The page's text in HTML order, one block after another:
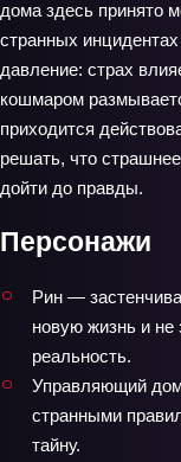
дома здесь принято
странных
давление: страх
кошмаром
приходится
решать, что
дойти до правды.
Персонажи
Рин —
новую жизнь и не
реальность.
Управляющий
странными
тайну.